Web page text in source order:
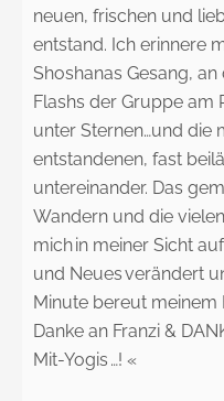
neuen, frischen und
entstand. Ich erinnere
Shoshanas Gesang,
Flashs der Gruppe am
unter Sternen…und die
entstandenen, fast
untereinander. Das
Wandern und die
mich in meiner Sicht
und Neues verändert
Minute bereut meinem
Danke an Franzi &
Mit-Yogis …! «